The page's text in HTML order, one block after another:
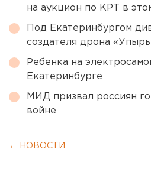
на аукцион по КРТ в
Под Екатеринбургом
создателя дрона
Ребенка на
Екатеринбурге
МИД призвал россиян
войне
← НОВОСТИ